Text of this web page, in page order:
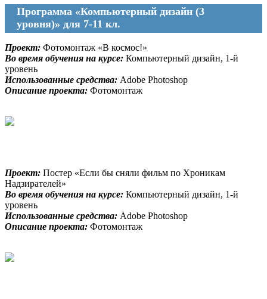
Программа «Компьютерный дизайн (3
уровня)» для 7-11 кл.
Проект: Фотомонтаж «В космос!»
Во время обучения на курсе: Компьютерный дизайн, 1-й
уровень
Использованные средства: Adobe Photoshop
Описание проекта: Фотомонтаж
Проект: Постер «Если бы сняли фильм по Хроникам
Надзирателей»
Во время обучения на курсе: Компьютерный дизайн, 1-й
уровень
Использованные средства: Adobe Photoshop
Описание проекта: Фотомонтаж